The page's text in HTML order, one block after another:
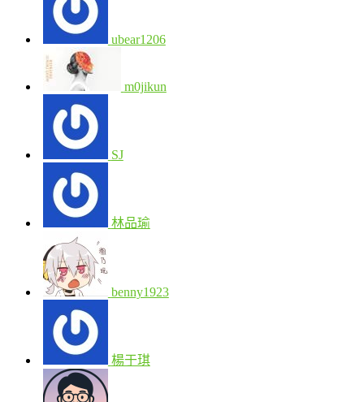
ubear1206
m0jikun
SJ
林品瑜
benny1923
楊于琪